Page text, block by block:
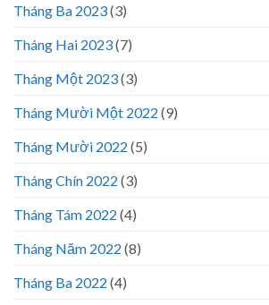
Tháng Ba 2023(3)
Tháng Hai 2023(7)
Tháng Một 2023(3)
Tháng Mười Một 2022 (9)
Tháng Mười 2022 (5)
Tháng Chín 2022 (3)
Tháng Tám 2022 (4)
Tháng Năm 2022 (8)
Tháng Ba 2022 (4)